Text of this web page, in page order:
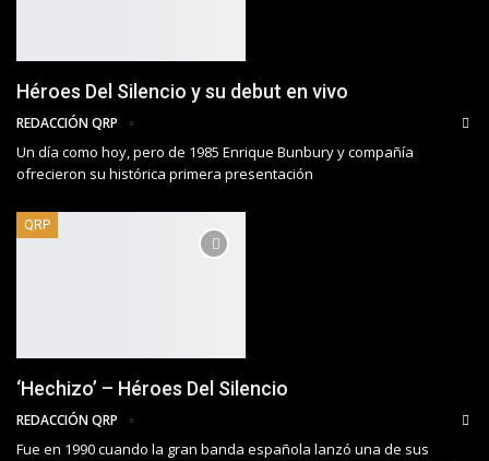
Héroes Del Silencio y su debut en vivo
REDACCIÓN QRP
Un día como hoy, pero de 1985 Enrique Bunbury y compañía
ofrecieron su histórica primera presentación
QRP
‘Hechizo’ – Héroes Del Silencio
REDACCIÓN QRP
Fue en 1990 cuando la gran banda española lanzó una de sus